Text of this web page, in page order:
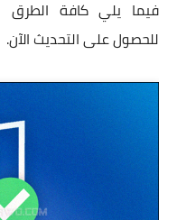
فيما يلي كافة الطرق
للحصول على التحديث الآن.